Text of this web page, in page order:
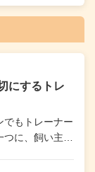
にするトレ
でもトレーナー
つに、飼い主…